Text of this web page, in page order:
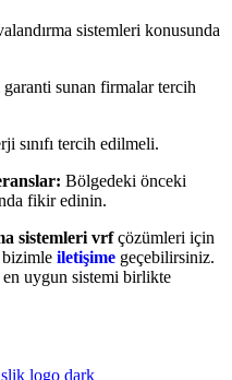
sistemleri konusunda
garanti sunan firmalar tercih
sınıfı tercih edilmeli.
Bölgedeki önceki
fikir edinin.
sistemleri vrfçözümleri için
iletişime geçebilirsiniz.
en uygun sistemi birlikte